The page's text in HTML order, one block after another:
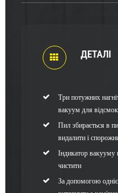
ДЕТАЛІ
Три потужних
вакуум для
Пил збирається в
видалити і
Індикатор вакууму
чистити
За допомогою